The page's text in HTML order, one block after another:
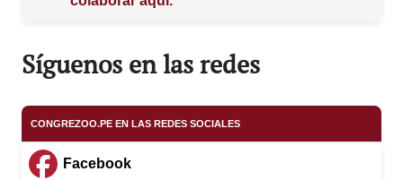
Síguenos en las redes
CONGREZOO.PE EN LAS REDES SOCIALES
Facebook